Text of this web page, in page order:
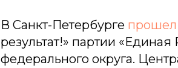
В Санкт-Петербурге прошел
результат!» партии
федерального округа.